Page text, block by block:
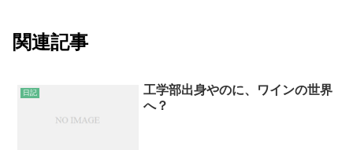
関連記事
日記
工学部出身やのに、ワインの世界
へ？